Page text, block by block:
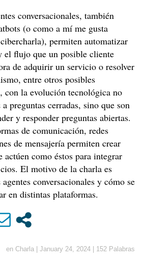
conversacionales, también
(o como a mí me gusta
permiten automatizar
el flujo que un posible cliente
de adquirir un servicio o resolver
entre otros posibles
con la evolución tecnológica no
preguntas cerradas, sino que son
y responder preguntas abiertas.
de comunicación, redes
de mensajería permiten crear
actúen como éstos para integrar
El motivo de la charla es
conversacionales y cómo se
en distintas plataformas.
en Charla January 24, 2024 152 Palabras